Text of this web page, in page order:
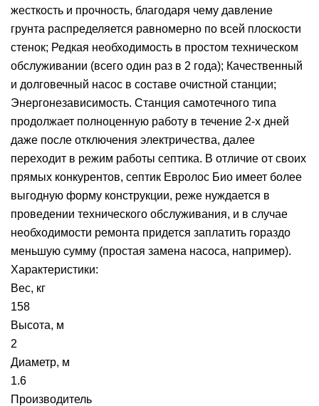
жесткость и прочность, благодаря чему давление
грунта распределяется равномерно по всей плоскости
стенок; Редкая необходимость в простом техническом
обслуживании (всего один раз в 2 года); Качественный
и долговечный насос в составе очистной станции;
Энергонезависимость. Станция самотечного типа
продолжает полноценную работу в течение 2-х дней
даже после отключения электричества, далее
переходит в режим работы септика. В отличие от своих
прямых конкурентов, септик Евролос Био имеет более
выгодную форму конструкции, реже нуждается в
проведении технического обслуживания, и в случае
необходимости ремонта придется заплатить гораздо
меньшую сумму (простая замена насоса, например).
Характеристики:
Вес, кг
158
Высота, м
2
Диаметр, м
1.6
Производитель